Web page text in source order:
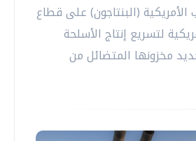
(البنتاجون) على قطاع
لتسريع إنتاج الأسلحة
مخزونها المتضائل من